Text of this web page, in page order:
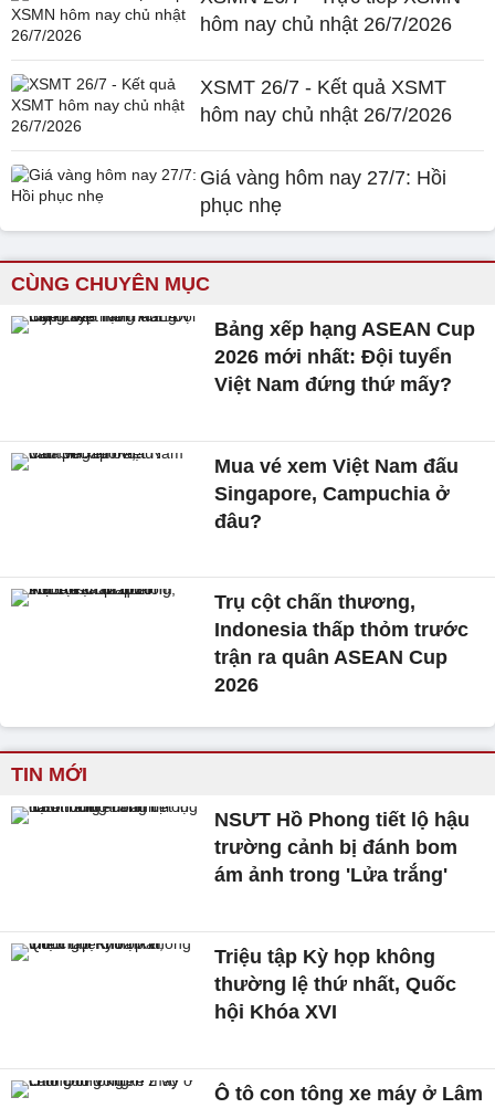
hôm nay chủ nhật 26/7/2026
XSMT 26/7 - Kết quả XSMT
hôm nay chủ nhật 26/7/2026
Giá vàng hôm nay 27/7: Hồi
phục nhẹ
CÙNG CHUYÊN MỤC
Bảng xếp hạng ASEAN Cup
2026 mới nhất: Đội tuyển
Việt Nam đứng thứ mấy?
Mua vé xem Việt Nam đấu
Singapore, Campuchia ở
đâu?
Trụ cột chấn thương,
Indonesia thấp thỏm trước
trận ra quân ASEAN Cup
2026
TIN MỚI
NSƯT Hồ Phong tiết lộ hậu
trường cảnh bị đánh bom
ám ảnh trong 'Lửa trắng'
Triệu tập Kỳ họp không
thường lệ thứ nhất, Quốc
hội Khóa XVI
Ô tô con tông xe máy ở Lâm